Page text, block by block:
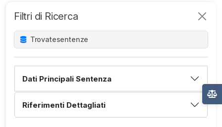
Filtri di Ricerca
Trovatesentenze
Dati Principali Sentenza
Riferimenti Dettagliati